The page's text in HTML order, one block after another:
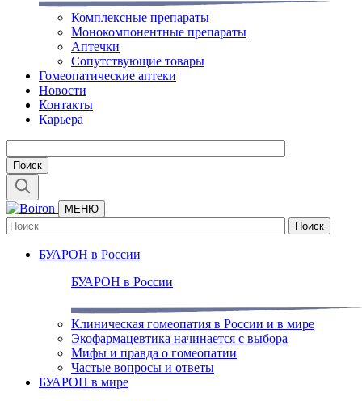
Комплексные препараты
Монокомпонентные препараты
Аптечки
Сопутствующие товары
Гомеопатические аптеки
Новости
Контакты
Карьера
МЕНЮ
БУАРОН в России
БУАРОН в России
Клиническая гомеопатия в России и в мире
Экофармацевтика начинается с выбора
Мифы и правда о гомеопатии
Частые вопросы и ответы
БУАРОН в мире